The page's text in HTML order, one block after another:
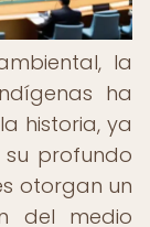
la
ha
historia, ya
profundo
otorgan un
del medio